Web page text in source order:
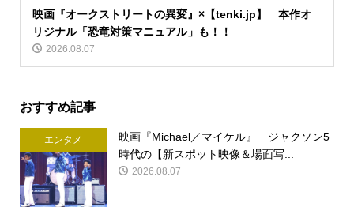
映画『オークストリートの異変』×【tenki.jp】 本作オ
リジナル「恐竜対策マニュアル」も！！
2026.08.07
おすすめ記事
エンタメ
映画『Michael／マイケル』 ジャクソン5
時代の【新スポット映像＆場面写...
2026.08.07